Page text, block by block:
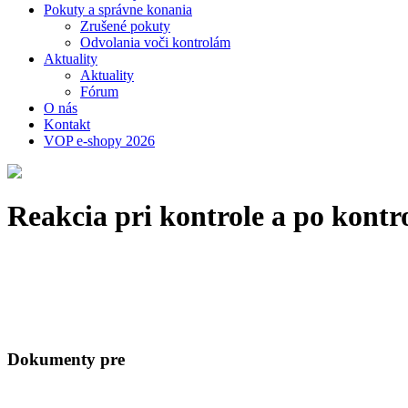
Pokuty a správne konania
Zrušené pokuty
Odvolania voči kontrolám
Aktuality
Aktuality
Fórum
O nás
Kontakt
VOP e-shopy 2026
Reakcia pri kontrole a po
Dokumenty pre